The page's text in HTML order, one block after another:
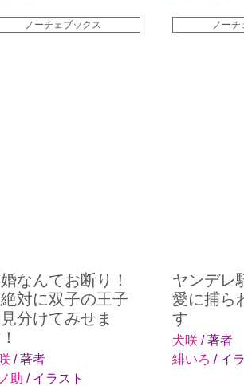
ノーチェブックス
なんてお断り！
対に双子の王子
分けてみせま
/ 著者
助 / イラスト
ノーチ
ヤンデレ
愛に捕ら
す
犬咲 / 著者
緋いろ / イ